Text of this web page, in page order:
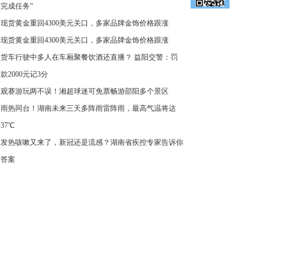
完成任务”
现货黄金重回4300美元关口，多家品牌金饰价格跟涨
现货黄金重回4300美元关口，多家品牌金饰价格跟涨
货车行驶中多人在车厢聚餐饮酒还直播？ 益阳交警：罚
款2000元记3分
观赛游玩两不误！湘超球迷可免票畅游邵阳多个景区
雨热同台！湖南未来三天多阵雨雷阵雨，最高气温将达
37℃
发热咳嗽又来了，新冠还是流感？湖南省疾控专家告诉你
答案